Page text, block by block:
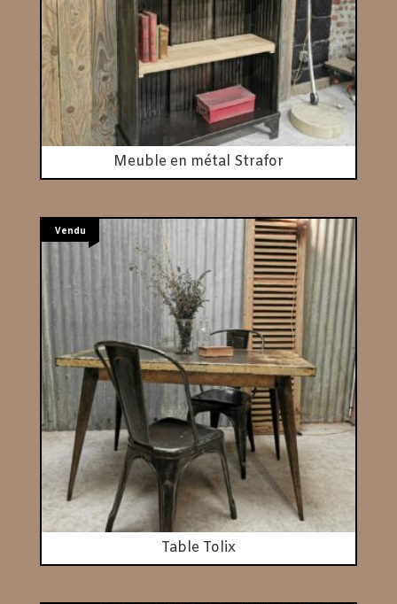
Meuble en métal Strafor
Vendu
Table Tolix